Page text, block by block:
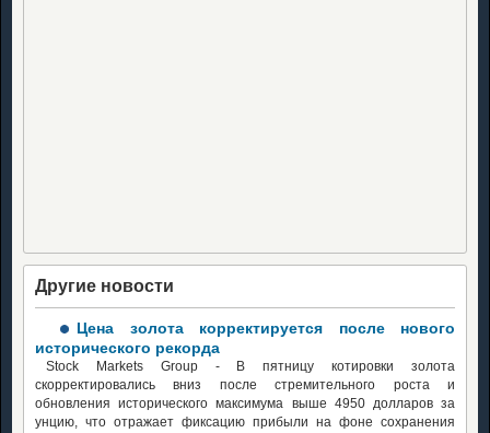
Другие новости
Цена золота корректируется после нового
исторического рекорда
Stock Markets Group - В пятницу котировки золота
скорректировались вниз после стремительного роста и
обновления исторического максимума выше 4950 долларов за
унцию, что отражает фиксацию прибыли на фоне сохранения